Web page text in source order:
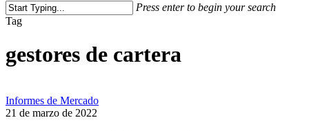
Press enter to begin your search
Close
Tag
gestores de cartera
Informes de Mercado
21 de marzo de 2022